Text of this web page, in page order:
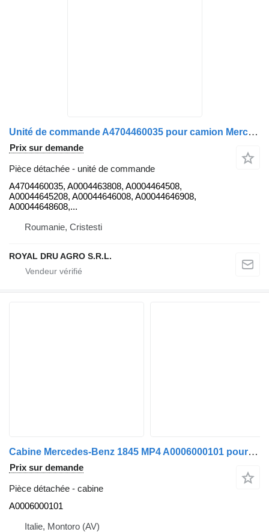
Unité de commande A4704460035 pour camion Mercedes-Benz Actros MP4 1845
Prix sur demande
Pièce détachée - unité de commande
A4704460035, A0004463808, A0004464508,
A00044645208, A00044646008, A00044646908,
A00044648608,...
Roumanie, Cristesti
ROYAL DRU AGRO S.R.L.
Cabine Mercedes-Benz 1845 MP4 A0006000101 pour camion Mercedes-Benz Actros 1845 MP4
Prix sur demande
Pièce détachée - cabine
A0006000101
Italie, Montoro (AV)